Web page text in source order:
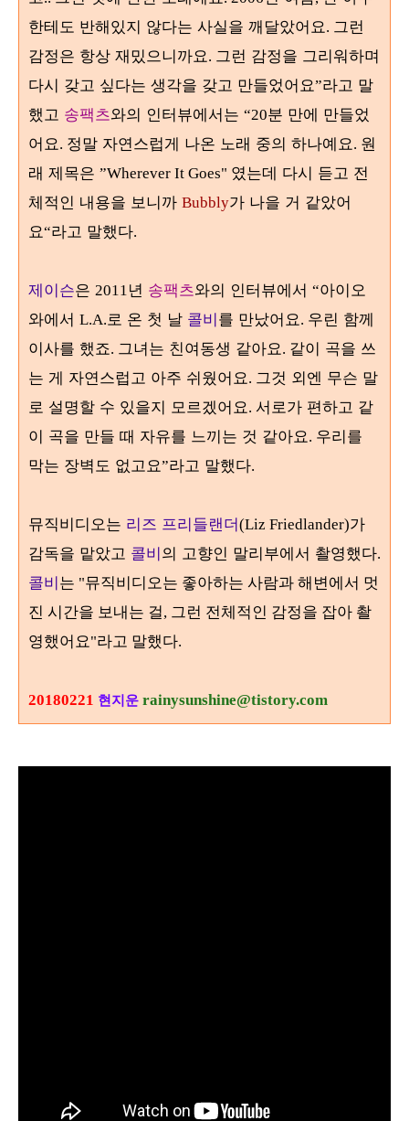
한테도 반해있지 않다는 사실을 깨달았어요. 그런
감정은 항상 재밌으니까요. 그런 감정을 그리워하며
다시 갖고 싶다는 생각을 갖고 만들었어요”라고 말
했고 송팩츠와의 인터뷰에서는 “20분 만에 만들었
어요. 정말 자연스럽게 나온 노래 중의 하나예요. 원
래 제목은 ”Wherever It Goes" 였는데 다시 듣고 전
체적인 내용을 보니까 Bubbly가 나을 거 같았어
요“라고 말했다.
제이슨은 2011년 송팩츠와의 인터뷰에서 “아이오
와에서 L.A. 로 온 첫 날 콜비를 만났어요. 우린 함께
이사를 했죠. 그녀는 친여동생 같아요. 같이 곡을 쓰
는 게 자연스럽고 아주 쉬웠어요. 그것 외엔 무슨 말
로 설명할 수 있을지 모르겠어요. 서로가 편하고 같
이 곡을 만들 때 자유를 느끼는 것 같아요. 우리를
막는 장벽도 없고요”라고 말했다.
뮤직비디오는 리즈 프리들랜더(Liz Friedlander)가
감독을 맡았고 콜비의 고향인 말리부에서 촬영했다.
콜비 는 "뮤직비디오는 좋아하는 사람과 해변에서 멋
진 시간을 보내는 걸, 그런 전체적인 감정을 잡아 촬
영했어요"라고 말했다.
20180221 현지운 rainysunshine@tistory.com